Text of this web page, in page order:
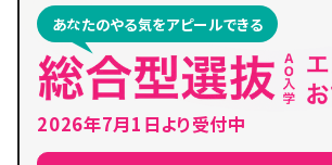
あなたのやる気をアピールできる
2026年7月1日より受付中